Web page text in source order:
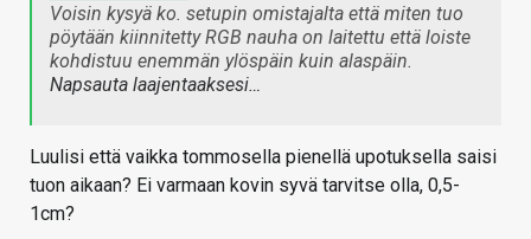
Voisin kysyä ko. setupin omistajalta että miten tuo
pöytään kiinnitetty RGB nauha on laitettu että loiste
kohdistuu enemmän ylöspäin kuin alaspäin.
Napsauta laajentaaksesi…
Luulisi että vaikka tommosella pienellä upotuksella saisi
tuon aikaan? Ei varmaan kovin syvä tarvitse olla, 0,5-
1cm?